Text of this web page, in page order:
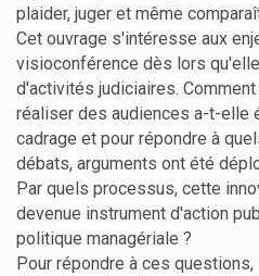
plaider, juger et même
Cet ouvrage s'intéresse aux
visioconférence dès lors
d'activités judiciaires.
réaliser des audiences a-t-elle
cadrage et pour répondre à
débats, arguments ont été
Par quels processus, cette
devenue instrument d'action
politique managériale ?
Pour répondre à ces